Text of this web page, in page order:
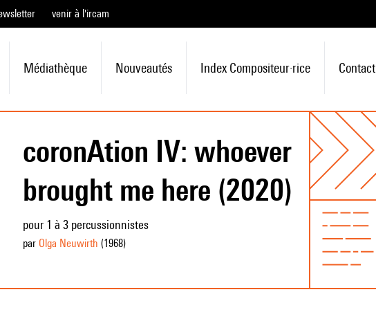
venir à l'ircam
Médiathèque Nouveautés Index Compositeur·rice Contact
coronAtion IV: whoever
brought me here (2020)
pour 1 à 3 percussionnistes
par Olga Neuwirth (1968)